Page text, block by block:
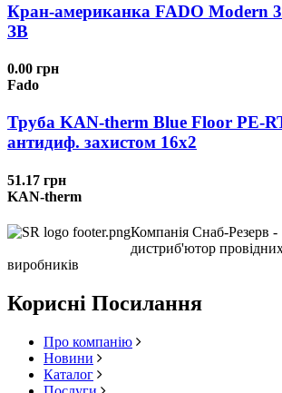
Кран-американка FADO Modern
ЗВ
0.00 грн
Fado
Труба KAN-therm Blue Floor PE-
антидиф. захистом 16х2
51.17 грн
KAN-therm
Компанія Снаб-Резерв -
дистриб'ютор
виробників
Корисні Посилання
Про компанію
Новини
Каталог